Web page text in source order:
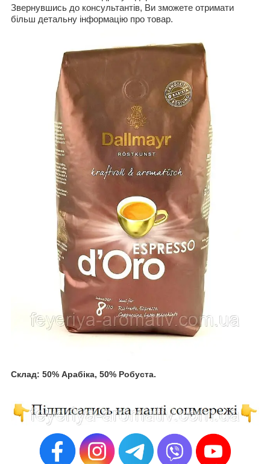
Звернувшись до консультантів, Ви зможете отримати
більш детальну інформацію про товар.
Склад: 50% Арабіка, 50% Робуста.